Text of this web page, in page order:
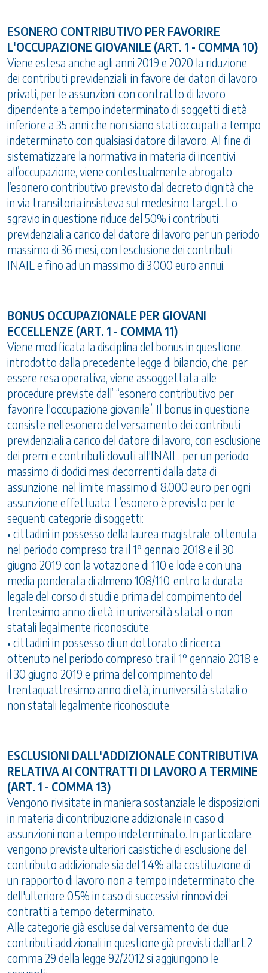
ESONERO CONTRIBUTIVO PER FAVORIRE
L'OCCUPAZIONE GIOVANILE (ART. 1 - COMMA 10)
Viene estesa anche agli anni 2019 e 2020 la riduzione
dei contributi previdenziali, in favore dei datori di lavoro
privati, per le assunzioni con contratto di lavoro
dipendente a tempo indeterminato di soggetti di età
inferiore a 35 anni che non siano stati occupati a tempo
indeterminato con qualsiasi datore di lavoro. Al fine di
sistematizzare la normativa in materia di incentivi
all’occupazione, viene contestualmente abrogato
l’esonero contributivo previsto dal decreto dignità che
in via transitoria insisteva sul medesimo target. Lo
sgravio in questione riduce del 50% i contributi
previdenziali a carico del datore di lavoro per un periodo
massimo di 36 mesi, con l’esclusione dei contributi
INAIL e fino ad un massimo di 3.000 euro annui.
BONUS OCCUPAZIONALE PER GIOVANI
ECCELLENZE (ART. 1 - COMMA 11)
Viene modificata la disciplina del bonus in questione,
introdotto dalla precedente legge di bilancio, che, per
essere resa operativa, viene assoggettata alle
procedure previste dall’ “esonero contributivo per
favorire l'occupazione giovanile”. Il bonus in questione
consiste nell’esonero del versamento dei contributi
previdenziali a carico del datore di lavoro, con esclusione
dei premi e contributi dovuti all'INAIL, per un periodo
massimo di dodici mesi decorrenti dalla data di
assunzione, nel limite massimo di 8.000 euro per ogni
assunzione effettuata. L’esonero è previsto per le
seguenti categorie di soggetti:
• cittadini in possesso della laurea magistrale, ottenuta
nel periodo compreso tra il 1° gennaio 2018 e il 30
giugno 2019 con la votazione di 110 e lode e con una
media ponderata di almeno 108/110, entro la durata
legale del corso di studi e prima del compimento del
trentesimo anno di età, in università statali o non
statali legalmente riconosciute;
• cittadini in possesso di un dottorato di ricerca,
ottenuto nel periodo compreso tra il 1° gennaio 2018 e
il 30 giugno 2019 e prima del compimento del
trentaquattresimo anno di età, in università statali o
non statali legalmente riconosciute.
ESCLUSIONI DALL'ADDIZIONALE CONTRIBUTIVA
RELATIVA AI CONTRATTI DI LAVORO A TERMINE
(ART. 1 - COMMA 13)
Vengono rivisitate in maniera sostanziale le disposizioni
in materia di contribuzione addizionale in caso di
assunzioni non a tempo indeterminato. In particolare,
vengono previste ulteriori casistiche di esclusione del
contributo addizionale sia del 1,4% alla costituzione di
un rapporto di lavoro non a tempo indeterminato che
dell'ulteriore 0,5% in caso di successivi rinnovi dei
contratti a tempo determinato.
Alle categorie già escluse dal versamento dei due
contributi addizionali in questione già previsti dall'art.2
comma 29 della legge 92/2012 si aggiungono le